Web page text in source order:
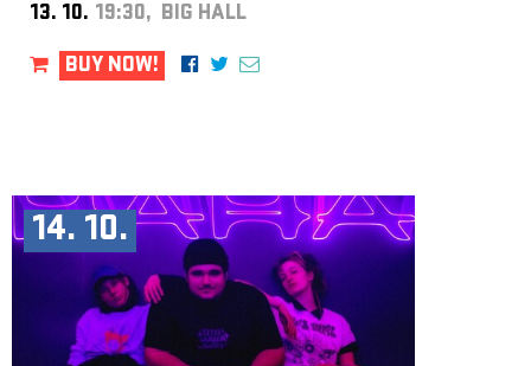
13. 10. 19:30, BIG HALL
BUY NOW!
14. 10.